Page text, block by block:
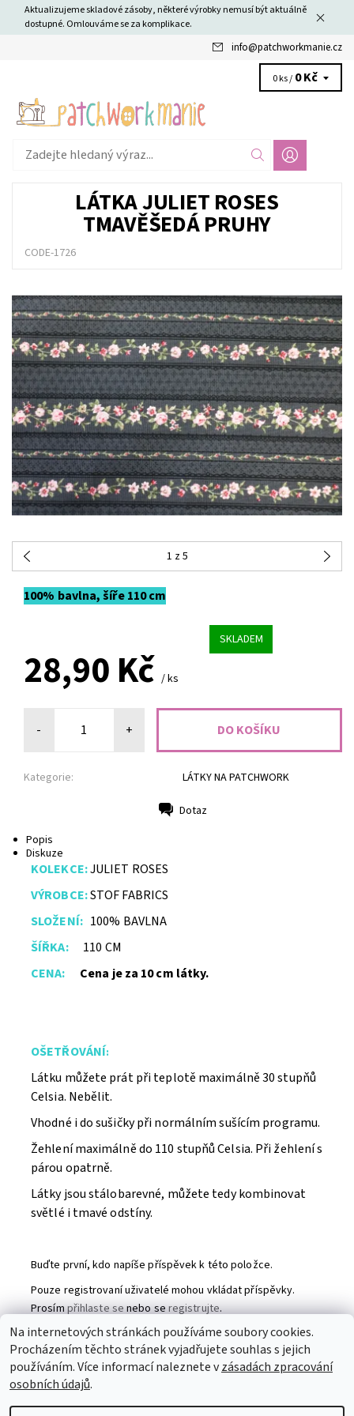
Aktualizujeme skladové zásoby, některé výrobky nemusí být aktuálně
dostupné. Omlouváme se za komplikace.
info@patchworkmanie.cz
0 ks / 0 Kč
LÁTKA JULIET ROSES
TMAVĚŠEDÁ PRUHY
CODE-1726
1 z 5
100% bavlna, šíře 110 cm
SKLADEM
28,90 Kč / ks
- +
Kategorie: LÁTKY NA PATCHWORK
Dotaz
Popis
Diskuze
KOLEKCE:JULIET ROSES
VÝROBCE:STOF FABRICS
SLOŽENÍ:100% BAVLNA
ŠÍŘKA:110 CM
CENA: Cena je za 10 cm látky.
OŠETŘOVÁNÍ:
Látku můžete prát při teplotě maximálně 30 stupňů
Celsia. Nebělit.
Vhodné i do sušičky při normálním sušícím programu.
Žehlení maximálně do 110 stupňů Celsia. Při žehlení s
párou opatrně.
Látky jsou stálobarevné, můžete tedy kombinovat
světlé i tmavé odstíny.
Buďte první, kdo napíše příspěvek k této položce.
Pouze registrovaní uživatelé mohou vkládat příspěvky.
Prosímpřihlaste senebo seregistrujte.
Partneři Toaletní papír Ubrousky Práce na doma
Swarovski šperky | Prostěradla
Na internetových stránkách používáme soubory cookies.
Procházením těchto stránek vyjadřujete souhlas s jejich
používáním. Více informací naleznete vzásadách zpracování
osobních údajů.